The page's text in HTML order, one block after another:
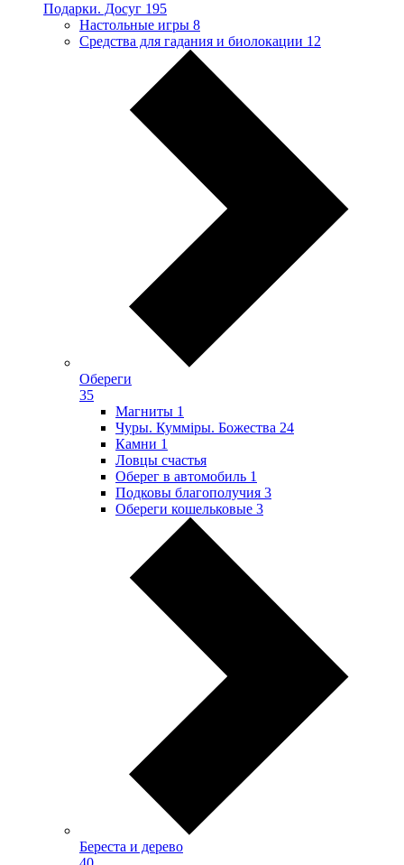
Подарки. Досуг 195
Настольные игры 8
Средства для гадания и биолокации 12
Обереги
35
Магниты 1
Чуры. Куммiры. Божества 24
Камни 1
Ловцы счастья
Оберег в автомобиль 1
Подковы благополучия 3
Обереги кошельковые 3
Береста и дерево